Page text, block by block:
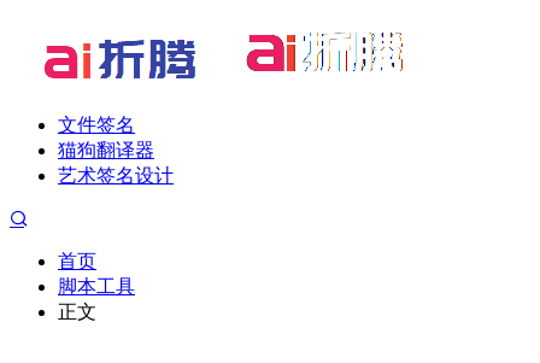
文件签名
猫狗翻译器
艺术签名设计
首页
脚本工具
正文